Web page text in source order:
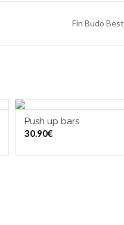
Fin Budo Best
LISÄÄ OSTOSKORIIN
Push up bars
30.90€